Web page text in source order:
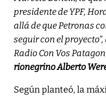
presidente de YPF,
allá de que Petronas
seguir con el
Radio Con Vos
rionegrino Alberto
Según planteó, la